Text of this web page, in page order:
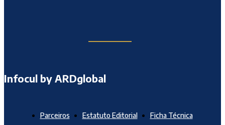
Infocul by ARDglobal
Parceiros Estatuto Editorial
Ficha Técnica